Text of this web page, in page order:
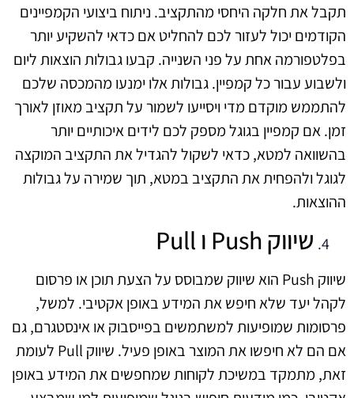
תקבל את חלקה היחסי מהתקציב. ניתוח ביצועי הקמפיינים
הקודמים יכול לעזור לכם להחליט אם כדאי להשקיע יותר
בפלטפורמה אחת על פני השנייה. קבעו גבולות הוצאות ליום
ולשבוע עבור כל קמפיין. גבולות אלו ימנעו מהמכסה שלכם
להתממש מוקדם מדי ויסייעו לשמור על תקציב מאוזן לאורך
זמן. אם קמפיין בגוגל מספק לכם לידים איכותיים יותר
בהשוואה למטא, כדאי לשקול להגדיל את התקציב המוקצה
לגוגל ולהפחית את התקציב במטא, תוך שמירה על גבולות
ההוצאות.
שיווק Push ו Pull
שיווק Push הוא שיווק שמבוסס על הצעת תוכן או פרסום
לקהל יעד שלא חיפש את המידע באופן אקטיבי. למשל,
פרסומות שמופיעות למשתמשים בפייסבוק או אינסטגרם, גם
אם הם לא חיפשו את המוצר באופן פעיל. שיווק Pull לעומת
זאת, מתמקד במשיכת לקוחות שמחפשים את המידע באופן